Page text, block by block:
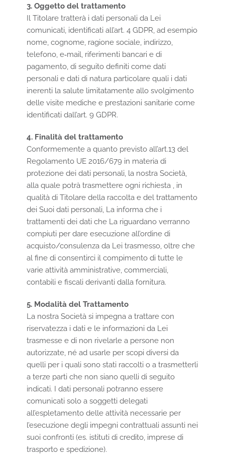
3. Oggetto del trattamento
Il Titolare tratterà i dati personali da Lei
comunicati, identificati all’art. 4 GDPR, ad esempio
nome, cognome, ragione sociale, indirizzo,
telefono, e‐mail, riferimenti bancari e di
pagamento, di seguito definiti come dati
personali e dati di natura particolare quali i dati
inerenti la salute limitatamente allo svolgimento
delle visite mediche e prestazioni sanitarie come
identificati dall’art. 9 GDPR.
4. Finalità del trattamento
Conformemente a quanto previsto all’art.13 del
Regolamento UE 2016/679 in materia di
protezione dei dati personali, la nostra Società,
alla quale potrà trasmettere ogni richiesta , in
qualità di Titolare della raccolta e del trattamento
dei Suoi dati personali, La informa che i
trattamenti dei dati che La riguardano verranno
compiuti per dare esecuzione all’ordine di
acquisto/consulenza da Lei trasmesso, oltre che
al fine di consentirci il compimento di tutte le
varie attività amministrative, commerciali,
contabili e fiscali derivanti dalla fornitura.
5. Modalità del Trattamento
La nostra Società si impegna a trattare con
riservatezza i dati e le informazioni da Lei
trasmesse e di non rivelarle a persone non
autorizzate, né ad usarle per scopi diversi da
quelli per i quali sono stati raccolti o a trasmetterli
a terze parti che non siano quelli di seguito
indicati. I dati personali potranno essere
comunicati solo a soggetti delegati
all’espletamento delle attività necessarie per
l’esecuzione degli impegni contrattuali assunti nei
suoi confronti (es. istituti di credito, imprese di
trasporto e spedizione).